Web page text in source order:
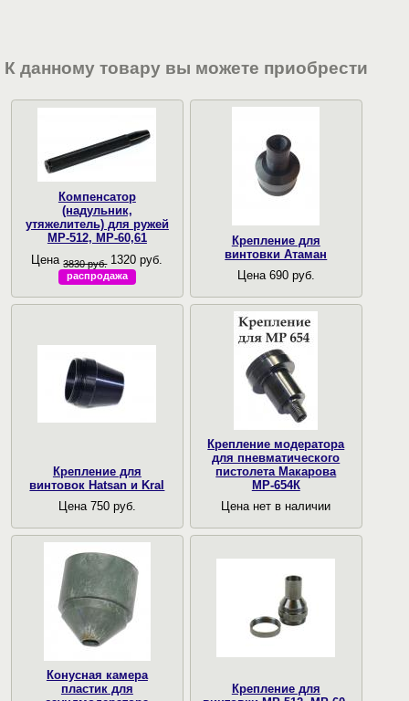
К данному товару вы можете приобрести
Компенсатор
(надульник,
утяжелитель) для ружей
МР-512, МР-60,61
Цена3830 руб. 1320 руб.
распродажа
Крепление для
винтовки Атаман
Цена 690 руб.
Крепление для
винтовок Hatsan и Kral
Цена 750 руб.
Крепление модератора
для пневматического
пистолета Макарова
МР-654К
Цена нет в наличии
Конусная камера
пластик для
Крепление для